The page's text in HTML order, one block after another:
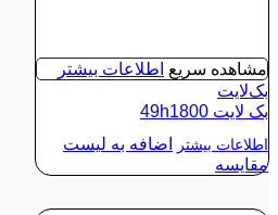
مشاهده سریع اطلاعات بیشتر
بک‌لایت
بک لايت 49h1800
اطلاعات بیشتر
اضافه به لیست
مقایسه